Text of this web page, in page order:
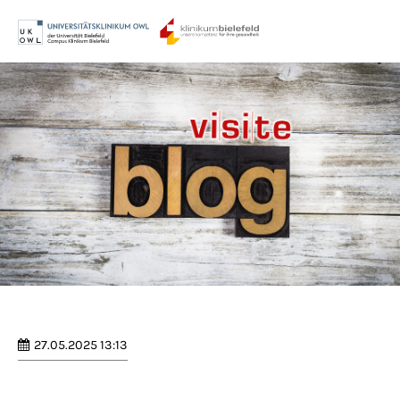
Login
Benutzername
Passwort
Anmelden
27.05.2025 13:13